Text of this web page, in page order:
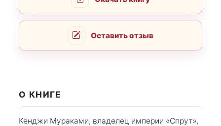
Оставить отзыв
О КНИГЕ
Кенджи Мураками, владелец империи «Спрут»,